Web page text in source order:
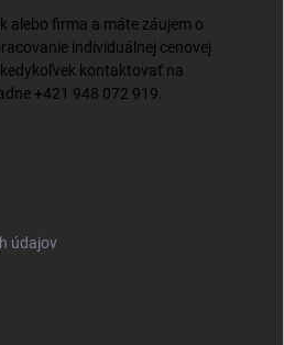
alebo firma a máte záujem o
individuálnej cenovej
kontaktovať na
+421 948 072 919
údajov